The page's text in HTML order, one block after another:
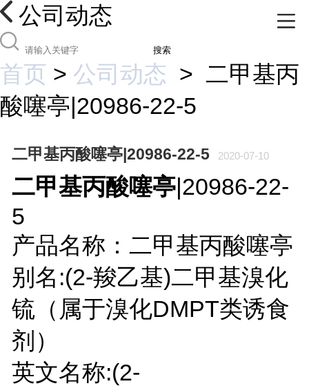
公司动态
搜索
首页 > 公司动态 > 二甲基丙
酸噻亭|20986-22-5
二甲基丙酸噻亭|20986-22-5 2020-07-10
二甲基丙酸噻亭|20986-22-
5
产品名称：二甲基丙酸噻亭
别名:(2-羧乙基)二甲基溴化
锍（属于溴化DMPT类诱食
剂）
英文名称:(2-